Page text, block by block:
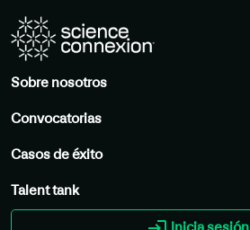
Sobre nosotros
Convocatorias
Casos de éxito
Talent tank